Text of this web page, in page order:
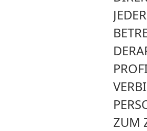
ZUM